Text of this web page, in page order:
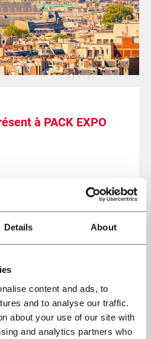
Details About
content and ads, to
and to analyse our traffic.
about your use of our site with
and analytics partners who
à PACK EXPO
South N. S-2501